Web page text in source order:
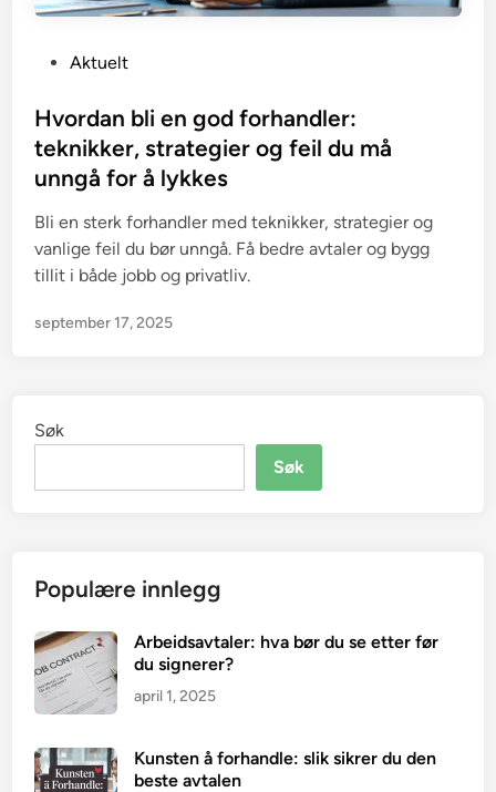
s
t
d
i
n
Aktuelt
Hvordan bli en god forhandler:
teknikker, strategier og feil du må
unngå for å lykkes
Bli en sterk forhandler med teknikker, strategier og
vanlige feil du bør unngå. Få bedre avtaler og bygg
tillit i både jobb og privatliv.
september 17, 2025
Søk
Søk
Populære innlegg
Arbeidsavtaler: hva bør du se etter før
du signerer?
april 1, 2025
Kunsten å forhandle: slik sikrer du den
beste avtalen